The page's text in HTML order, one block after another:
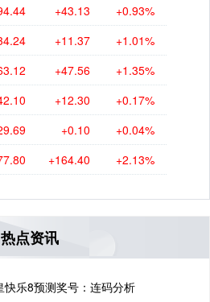
+43.13 +0.93%
+11.37 +1.01%
+47.56 +1.35%
+12.30 +0.17%
+0.10 +0.04%
+164.40 +2.13%
热点资讯
乐8预测奖号：连码分析